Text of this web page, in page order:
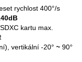
rychlost 400°/s
kartu max.
vertikální -20° ~ 90°